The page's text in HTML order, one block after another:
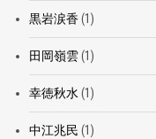
黒岩涙香(1)
田岡嶺雲(1)
幸徳秋水(1)
中江兆民 (1)